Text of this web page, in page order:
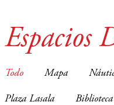
Espacios
Todo Mapa
Plaza Lasala